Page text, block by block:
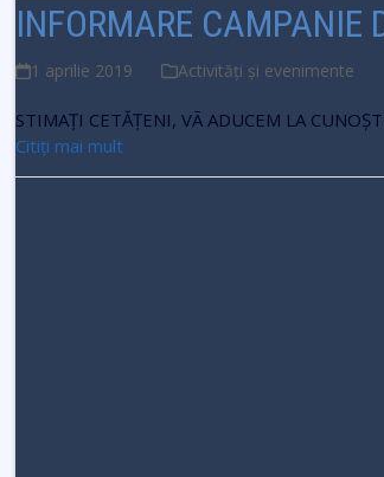
INFORMARE CAMPANIE
1 aprilie 2019 Activități și evenimente
STIMAȚI CETĂȚENI, VÃ ADUCEM LA
Citiți mai mult